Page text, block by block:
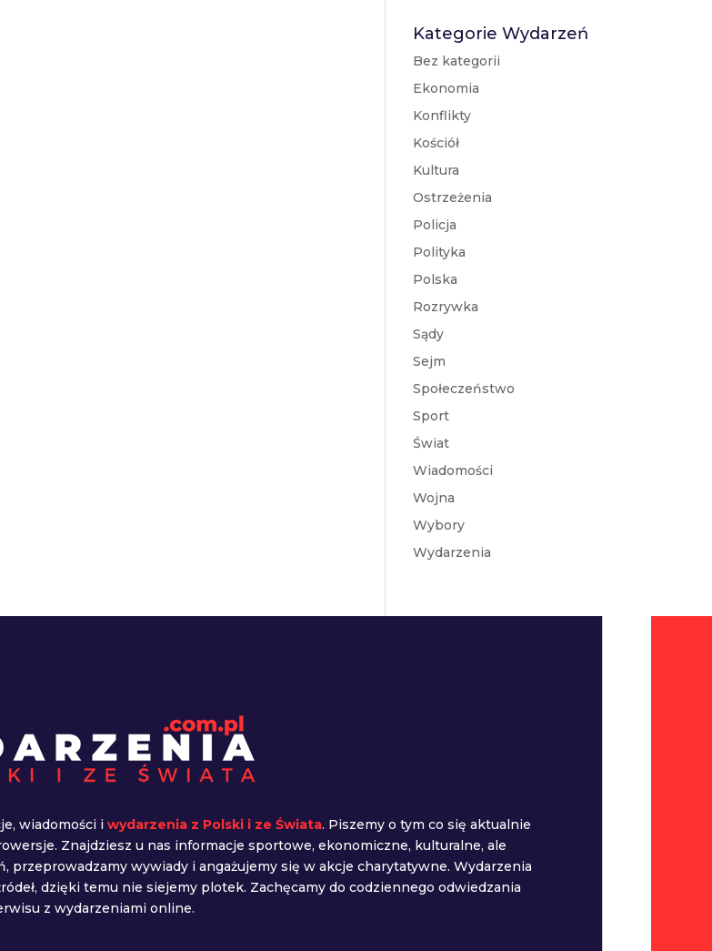
Kategorie Wydarzeń
Bez kategorii
Ekonomia
Konflikty
Kościół
Kultura
Ostrzeżenia
Policja
Polityka
Polska
Rozrywka
Sądy
Sejm
Społeczeństwo
Sport
Świat
Wiadomości
Wojna
Wybory
Wydarzenia
wiadomości iwydarzenia z Polski i ze Świata. Piszemy o tym co się aktualnie
Znajdziesz u nas informacje sportowe, ekonomiczne, kulturalne, ale
przeprowadzamy wywiady i angażujemy się w akcje charytatywne. Wydarzenia
dzięki temu nie siejemy plotek. Zachęcamy do codziennego odwiedzania
z wydarzeniami online.